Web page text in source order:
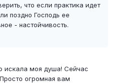
что если практика идет
поздно Господь ее
- настойчивость.
искала моя душа! Сейчас
огромная вам